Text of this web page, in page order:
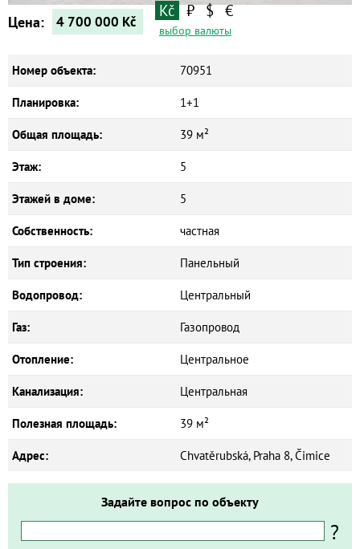
Цена: 4 700 000 Kč
Kč ₽ $ €
выбор валюты
Номер объекта: 70951
Планировка: 1+1
Общая площадь: 39 м²
Этаж: 5
Этажей в доме: 5
Собственность: частная
Тип строения: Панельный
Водопровод: Центральный
Газ: Газопровод
Отопление: Центральное
Канализация: Центральная
Полезная площадь: 39 м²
Адрес: Chvatěrubská, Praha 8, Čimice
Задайте вопрос по объекту
?